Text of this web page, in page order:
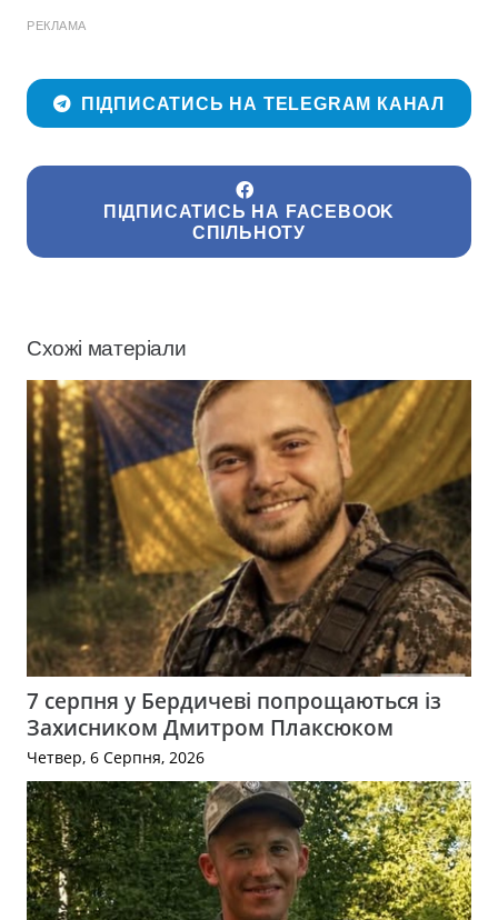
РЕКЛАМА
ПІДПИСАТИСЬ НА TELEGRAM КАНАЛ
ПІДПИСАТИСЬ НА FACEBOOK
СПІЛЬНОТУ
Схожі матеріали
7 серпня у Бердичеві попрощаються із
Захисником Дмитром Плаксюком
Четвер, 6 Серпня, 2026